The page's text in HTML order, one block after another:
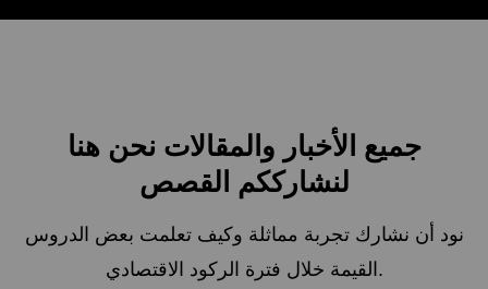
جميع الأخبار والمقالات نحن هنا
لنشارككم القصص
نود أن نشارك تجربة مماثلة وكيف تعلمت بعض الدروس
القيمة خلال فترة الركود الاقتصادي.